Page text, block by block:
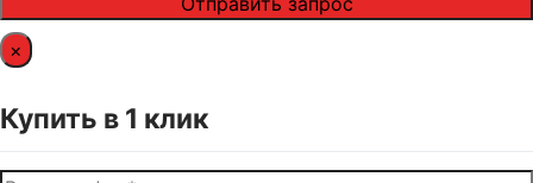
×
Купить в 1 клик